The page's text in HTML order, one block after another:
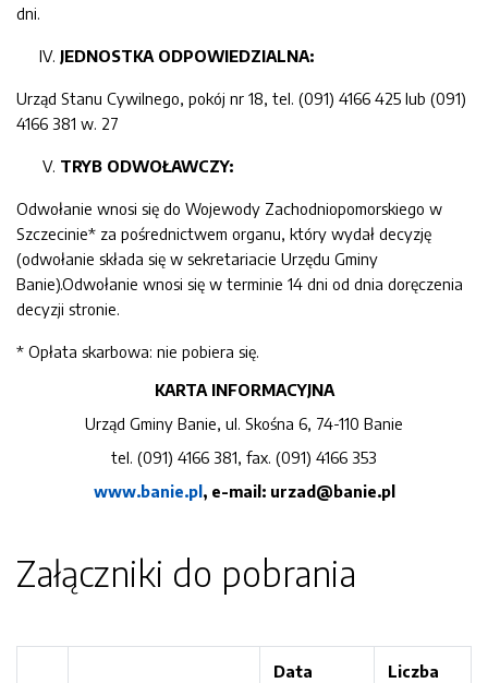
dni.
JEDNOSTKA ODPOWIEDZIALNA:
Urząd Stanu Cywilnego, pokój nr 18, tel. (091) 4166 425 lub (091)
4166 381 w. 27
TRYB ODWOŁAWCZY:
Odwołanie wnosi się do Wojewody Zachodniopomorskiego w
Szczecinie* za pośrednictwem organu, który wydał decyzję
(odwołanie składa się w sekretariacie Urzędu Gminy
Banie).Odwołanie wnosi się w terminie 14 dni od dnia doręczenia
decyzji stronie.
* Opłata skarbowa: nie pobiera się.
KARTA INFORMACYJNA
Urząd Gminy Banie, ul. Skośna 6, 74-110 Banie
tel. (091) 4166 381, fax. (091) 4166 353
www.banie.pl, e-mail: urzad@banie.pl
Załączniki do pobrania
Data
Liczba